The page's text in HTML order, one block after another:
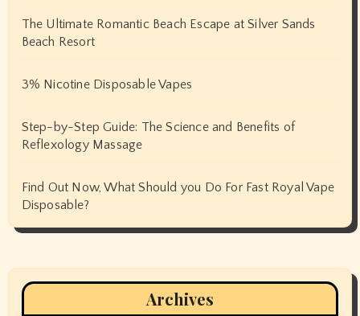
The Ultimate Romantic Beach Escape at Silver Sands
Beach Resort
3% Nicotine Disposable Vapes
Step-by-Step Guide: The Science and Benefits of
Reflexology Massage
Find Out Now, What Should you Do For Fast Royal Vape
Disposable?
Archives